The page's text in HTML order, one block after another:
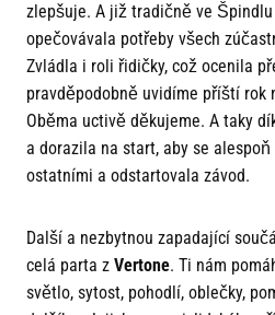
zlepšuje. A již tradičně ve
opečovávala potřeby všech
Zvládla i roli řidičky, což ocenila
pravděpodobně uvidíme příští rok
Oběma uctivě děkujeme. A taky
a dorazila na start, aby se
ostatními a odstartovala závod.
Další a nezbytnou zapadající
celá parta z Vertone. Ti nám
světlo, sytost, pohodlí, oblečky,